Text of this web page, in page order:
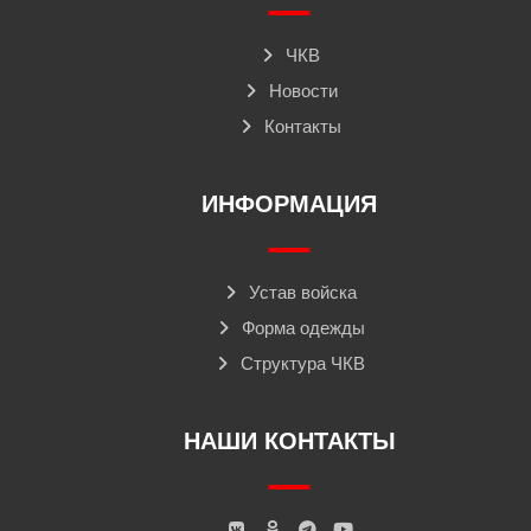
ЧКВ
Новости
Контакты
ИНФОРМАЦИЯ
Устав войска
Форма одежды
Структура ЧКВ
НАШИ КОНТАКТЫ